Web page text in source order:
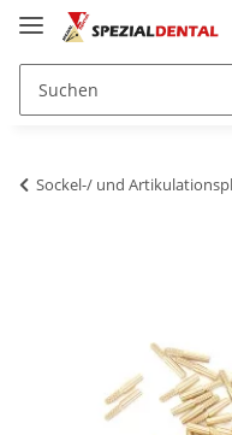
Sockel-/ und